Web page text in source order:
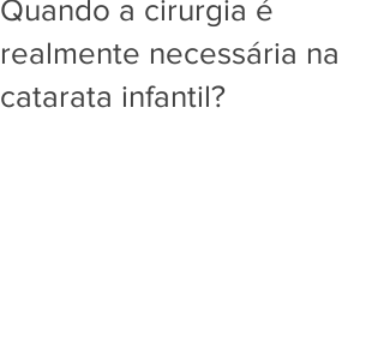
Quando a cirurgia é
realmente necessária na
catarata infantil?